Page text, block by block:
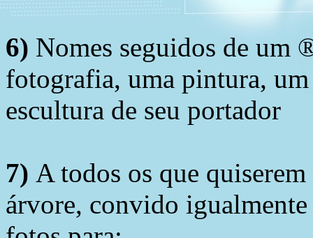
6) Nomes seguidos de um
fotografia, uma pintura,
escultura de seu portador
7) A todos os que
árvore, convido